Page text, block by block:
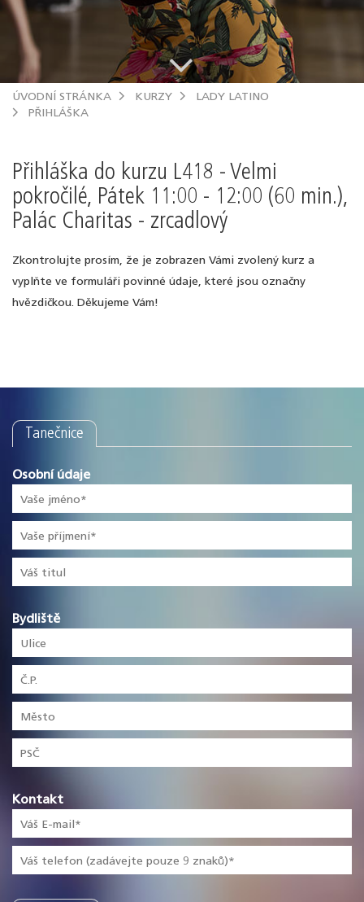
.
ÚVODNÍ STRÁNKA KURZY
LADY LATINO
PŘIHLÁŠKA
Přihláška do kurzu L418 - Velmi
pokročilé, Pátek 11:00 - 12:00 (60 min.),
Palác Charitas - zrcadlový
Zkontrolujte prosím, že je zobrazen Vámi zvolený kurz a
vyplňte ve formuláři povinné údaje, které jsou označny
hvězdičkou. Děkujeme Vám!
Tanečnice
Osobní údaje
Bydliště
Kontakt